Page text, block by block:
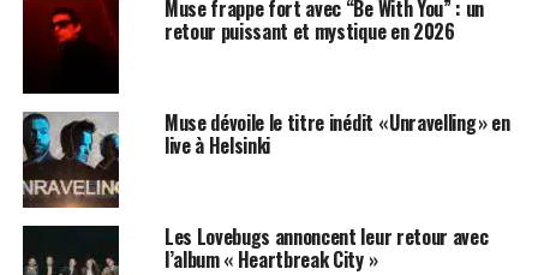
Muse frappe fort avec “Be With You” : un
retour puissant et mystique en 2026
Muse dévoile le titre inédit « Unravelling » en
live à Helsinki
Les Lovebugs annoncent leur retour avec
l’album « Heartbreak City »